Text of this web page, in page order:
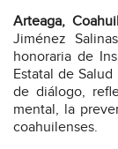
Arteaga,
Jiménez
honoraria de
Estatal de
de diálogo,
mental, la
coahuilenses.